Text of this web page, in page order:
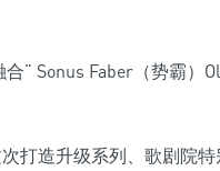
打造升级系列、歌剧院